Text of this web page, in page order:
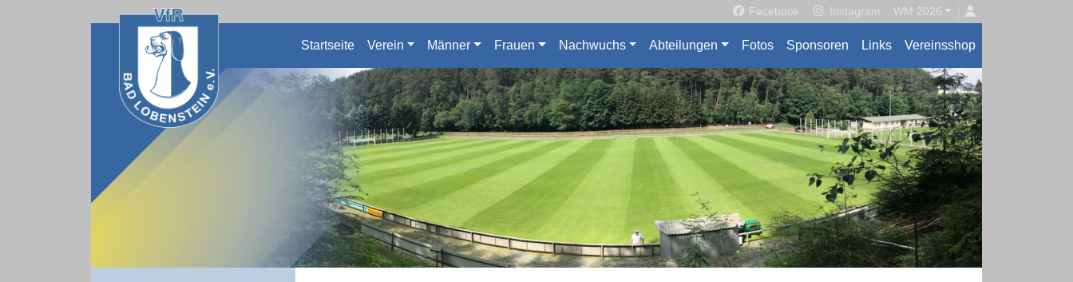
Facebook Instagram WM 2026
Startseite Verein Männer Frauen Nachwuchs Abteilungen Fotos Sponsoren Links Vereinsshop